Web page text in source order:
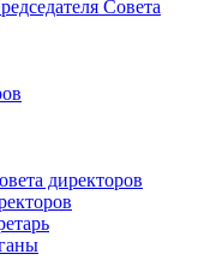
Совета
директоров